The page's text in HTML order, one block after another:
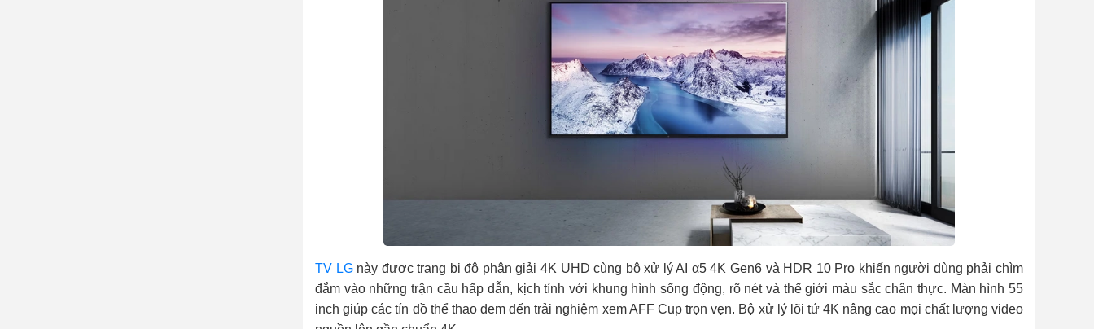
TV LGnày được trang bị độ phân giải 4K UHD cùng bộ xử lý AI α5 4K Gen6 và HDR 10 Pro khiến người dùng phải chìm
đắm vào những trận cầu hấp dẫn, kịch tính với khung hình sống động, rõ nét và thế giới màu sắc chân thực. Màn hình 55
inch giúp các tín đồ thể thao đem đến trải nghiệm xem AFF Cup trọn vẹn. Bộ xử lý lõi tứ 4K nâng cao mọi chất lượng video